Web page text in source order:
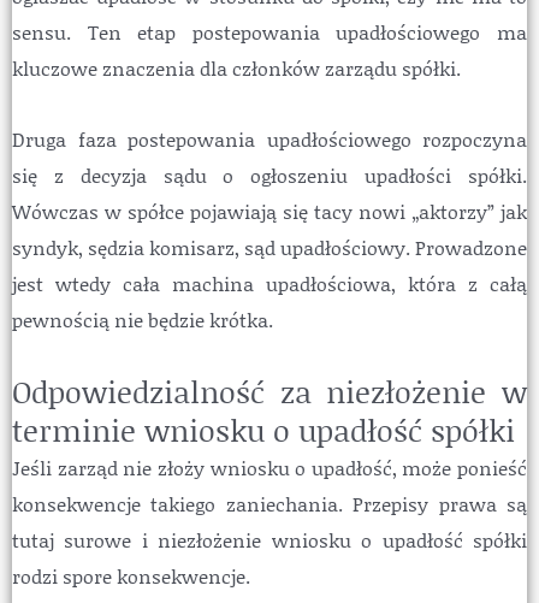
sensu. Ten etap postepowania upadłościowego ma
kluczowe znaczenia dla członków zarządu spółki.
Druga faza postepowania upadłościowego rozpoczyna
się z decyzja sądu o ogłoszeniu upadłości spółki.
Wówczas w spółce pojawiają się tacy nowi „aktorzy” jak
syndyk, sędzia komisarz, sąd upadłościowy. Prowadzone
jest wtedy cała machina upadłościowa, która z całą
pewnością nie będzie krótka.
Odpowiedzialność za niezłożenie w
terminie wniosku o upadłość spółki
Jeśli zarząd nie złoży wniosku o upadłość, może ponieść
konsekwencje takiego zaniechania. Przepisy prawa są
tutaj surowe i niezłożenie wniosku o upadłość spółki
rodzi spore konsekwencje.